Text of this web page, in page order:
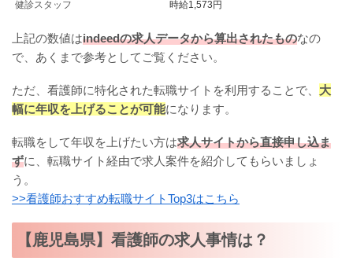
健診スタッフ
時給1,573円
上記の数値はindeedの求人データから算出されたものなの
で、あくまで参考としてご覧ください。
ただ、看護師に特化された転職サイトを利用することで、 大
幅に年収を上げることが可能になります。
転職をして年収を上げたい方は求人サイトから直接申し込ま
ずに、転職サイト経由で求人案件を紹介してもらいましょ
う。
>>看護師おすすめ転職サイトTop3はこちら
【鹿児島県】看護師の求人事情は？